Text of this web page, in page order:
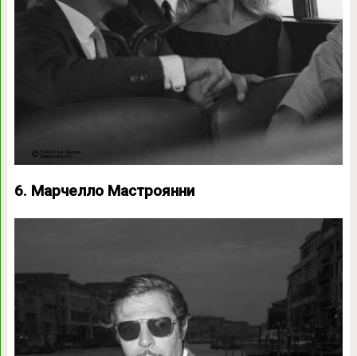
6. Марчелло Мастроянни